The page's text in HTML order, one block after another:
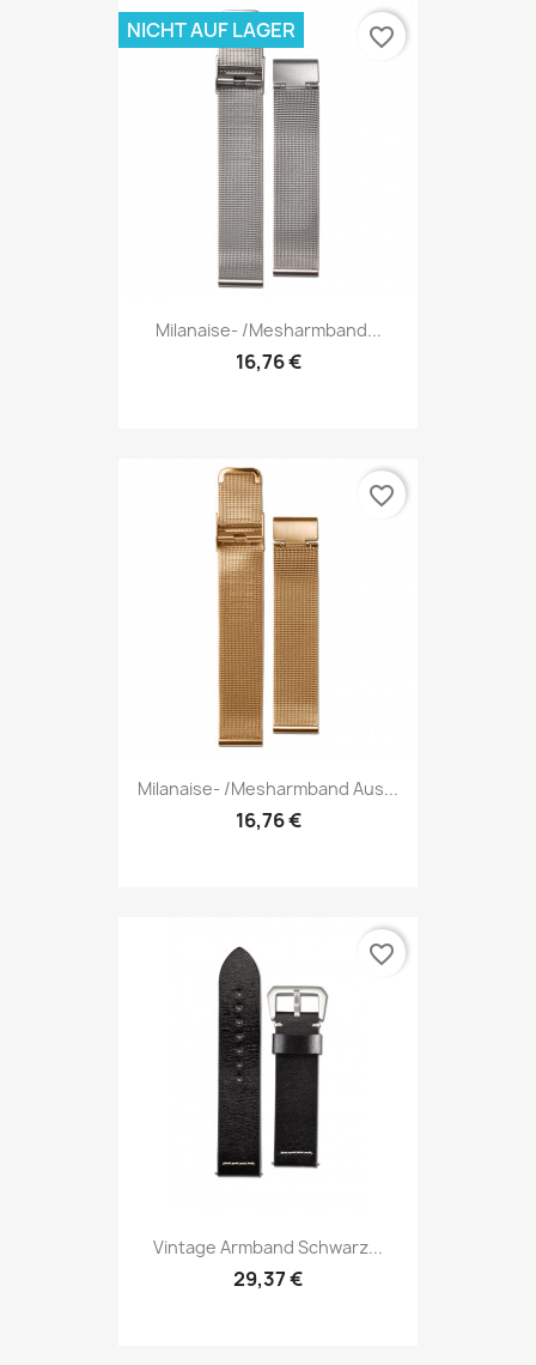
Milanaise- /Mesharmband...
16,76 €
NICHT AUF LAGER favorite_border
Milanaise- /Mesharmband Aus...
16,76 €
favorite_border
Vintage Armband Schwarz...
29,37 €
favorite_border